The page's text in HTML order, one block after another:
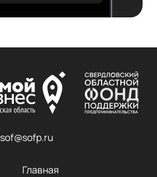
sof@sofp.ru
Главная